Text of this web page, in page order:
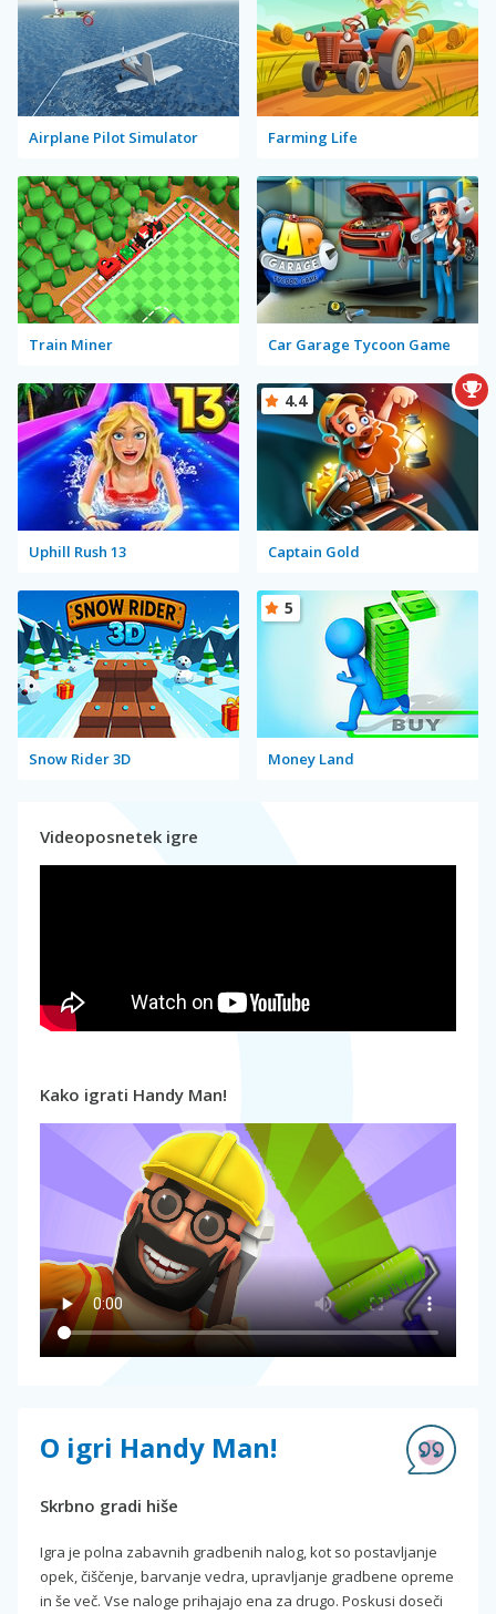
Airplane Pilot Simulator Farming Life
Train Miner Car Garage Tycoon Game
Uphill Rush 13 Captain Gold
4.4
Snow Rider 3D Money Land
5
Videoposnetek igre
Kako igrati Handy Man!
O igri Handy Man!
Skrbno gradi hiše
Igra je polna zabavnih gradbenih nalog, kot so postavljanje
opek, čiščenje, barvanje vedra, upravljanje gradbene opreme
in še več. Vse naloge prihajajo ena za drugo. Poskusi doseči